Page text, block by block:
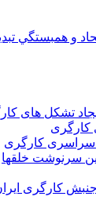
و همبستگي
تشکل ھای
كارگرى
کارگرى
سرنوشت خلقھا
كارگری